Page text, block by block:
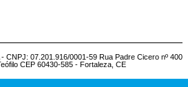
CNPJ: 07.201.916/0001-59 Rua Padre Cicero nº 400
CEP 60430-585 - Fortaleza, CE